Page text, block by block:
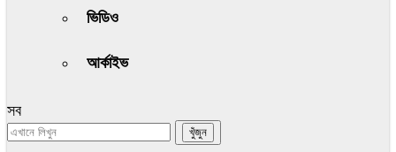
ভিডিও
আর্কাইভ
সব